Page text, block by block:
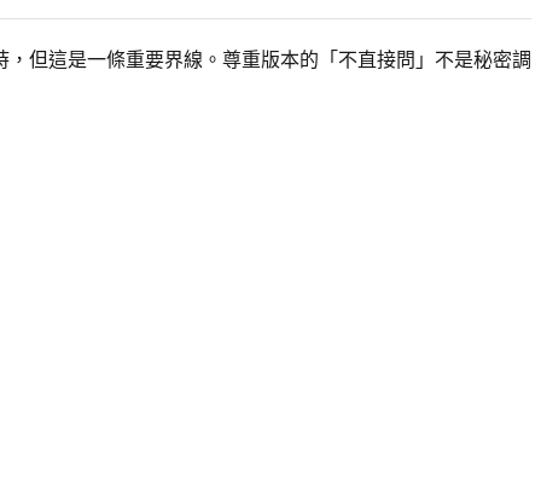
但這是一條重要界線。尊重版本的「不直接問」不是秘密調